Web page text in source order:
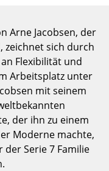
Arne Jacobsen, der
zeichnet sich durch
Flexibilität und
Arbeitsplatz unter
mit seinem
der ihn zu einem
Moderne machte,
Serie 7 Familie